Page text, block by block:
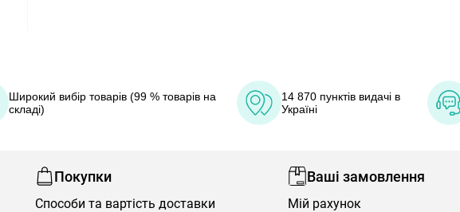
Широкий вибір товарів (99 % товарів на
складі)
14 870 пунктів видачі в
Україні
Покупки
Способи та вартість доставки
Ваші замовлення
Мій рахунок